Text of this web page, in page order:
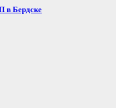
в Бердске